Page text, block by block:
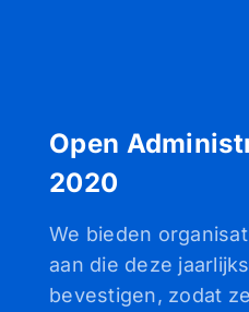
Open
2020
We bieden
aan die deze
bevestigen, zodat